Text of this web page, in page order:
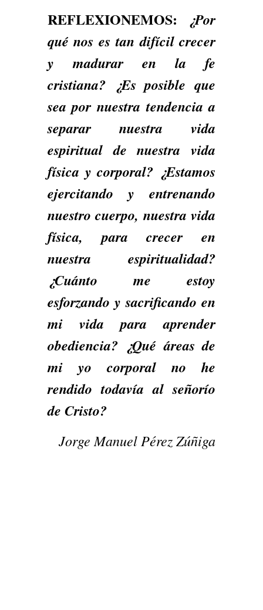
REFLEXIONEMOS:
¿Por
qué nos es tan difícil crecer
y madurar en la fe
cristiana? ¿Es posible que
sea por nuestra tendencia a
separar nuestra vida
espiritual de nuestra vida
física y corporal? ¿Estamos
ejercitando y entrenando
nuestro cuerpo, nuestra vida
física, para crecer en
nuestra espiritualidad?
¿Cuánto me estoy
esforzando y sacrificando en
mi vida para aprender
obediencia? ¿Qué áreas de
mi yo corporal no he
rendido todavía al señorío
de Cristo?
Jorge Manuel Pérez Zúñiga